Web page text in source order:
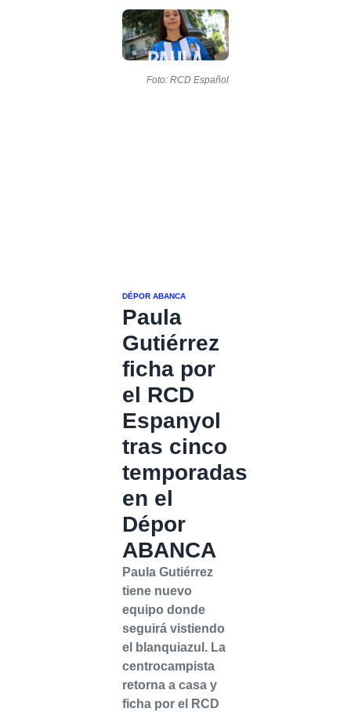
Foto: RCD Español
DÉPOR ABANCA
Paula
Gutiérrez
ficha por
el RCD
Espanyol
tras cinco
temporadas
en el
Dépor
ABANCA
Paula Gutiérrez
tiene nuevo
equipo donde
seguirá vistiendo
el blanquiazul. La
centrocampista
retorna a casa y
ficha por el RCD